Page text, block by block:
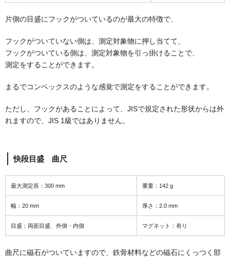
片側の目盛にフックがついているのが最大の特徴で、
フックがついていない側は、測定対象物に押し当てて、
フックがついている側は、測定対象物を引っ掛けることで、
測定をすることができます。
まるでコンベックスのような感覚で測定をすることができます。
ただし、フックがあることによって、JISで規定された形状からは外
れますので、JIS 1級ではありません。
快段目盛 曲尺
最大測定長：300 mm 重量：142 g
幅：20 mm 厚さ：2.0 mm
目盛：両面目盛、外側・内側 マグネット：有り
曲尺に磁石がついていますので、鉄骨材料などの磁石にくっつく部